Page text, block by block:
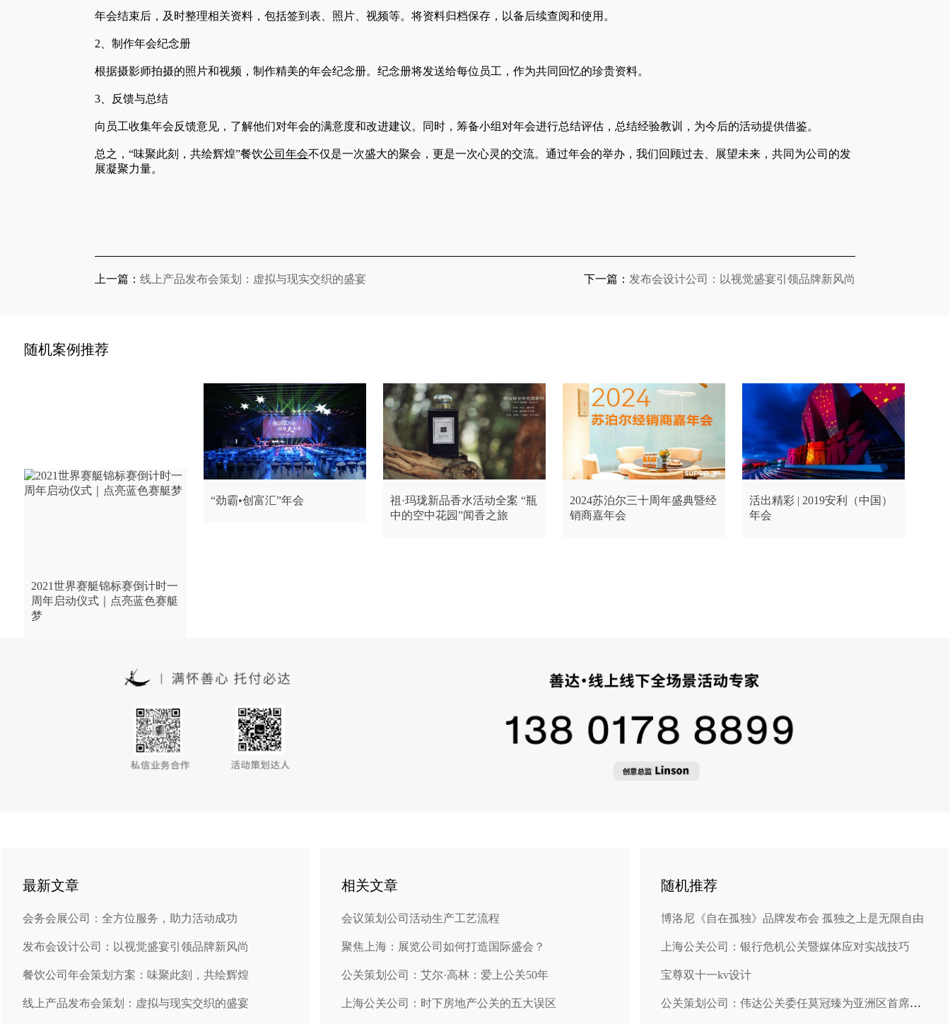
年会结束后，及时整理相关资料，包括签到表、照片、视频等。将资料归档保存，以备后续查阅和使用。
2、制作年会纪念册
根据摄影师拍摄的照片和视频，制作精美的年会纪念册。纪念册将发送给每位员工，作为共同回忆的珍贵资料。
3、反馈与总结
向员工收集年会反馈意见，了解他们对年会的满意度和改进建议。同时，筹备小组对年会进行总结评估，总结经验教训，为今后的活动提供借鉴。
总之，“味聚此刻，共绘辉煌”餐饮公司年会不仅是一次盛大的聚会，更是一次心灵的交流。通过年会的举办，我们回顾过去、展望未来，共同为公司的发
展凝聚力量。
上一篇：线上产品发布会策划：虚拟与现实交织的盛宴 下一篇： 发布会设计公司：以视觉盛宴引领品牌新风尚
随机案例推荐
2021世界赛艇锦标赛倒计时一
周年启动仪式｜点亮蓝色赛艇
梦
“劲霸•创富汇”年会
祖·玛珑新品香水活动全案 “瓶
中的空中花园”闻香之旅
2024苏泊尔三十周年盛典暨经
销商嘉年会
活出精彩 | 2019安利（中国）
年会
最新文章
会务会展公司：全方位服务，助力活动成功
发布会设计公司：以视觉盛宴引领品牌新风尚
餐饮公司年会策划方案：味聚此刻，共绘辉煌
线上产品发布会策划：虚拟与现实交织的盛宴
相关文章
会议策划公司活动生产工艺流程
聚焦上海：展览公司如何打造国际盛会？
公关策划公司：艾尔·高林：爱上公关50年
上海公关公司：时下房地产公关的五大误区
随机推荐
博洛尼《自在孤独》品牌发布会 孤独之上是无限自由
上海公关公司：银行危机公关暨媒体应对实战技巧
宝尊双十一kv设计
公关策划公司：伟达公关委任莫冠臻为亚洲区首席运营官